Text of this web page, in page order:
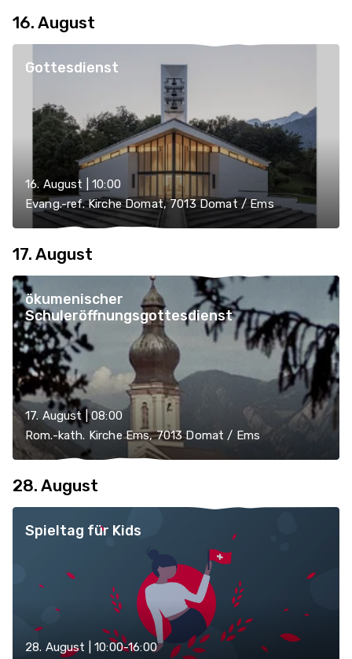
16. August
Gottesdienst
16. August | 10:00
Evang.-ref. Kirche Domat, 7013 Domat / Ems
17. August
ökumenischer
Schuleröffnungsgottesdienst
17. August | 08:00
Rom.-kath. Kirche Ems, 7013 Domat / Ems
28. August
Spieltag für Kids
28. August | 10:00-16:00